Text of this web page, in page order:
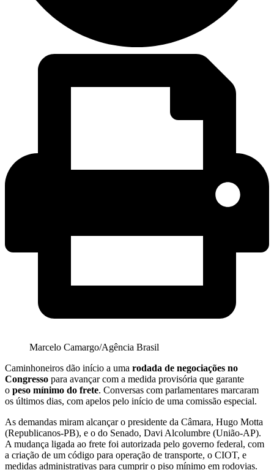
Marcelo Camargo/Agência Brasil
Caminhoneiros dão início a uma rodada de negociações no
Congresso para avançar com a medida provisória que garante
o peso mínimo do frete. Conversas com parlamentares marcaram
os últimos dias, com apelos pelo início de uma comissão especial.
As demandas miram alcançar o presidente da Câmara, Hugo Motta
(Republicanos-PB), e o do Senado, Davi Alcolumbre (União-AP).
A mudança ligada ao frete foi autorizada pelo governo federal, com
a criação de um código para operação de transporte, o CIOT, e
medidas administrativas para cumprir o piso mínimo em rodovias.